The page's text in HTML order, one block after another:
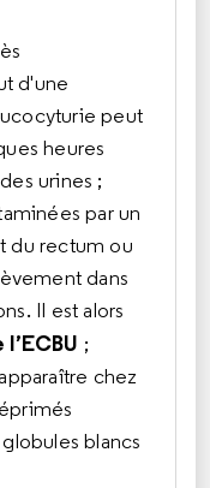
d'une
peut
heures
urines ;
par un
du rectum ou
dans
Il est alors
;
chez
blancs